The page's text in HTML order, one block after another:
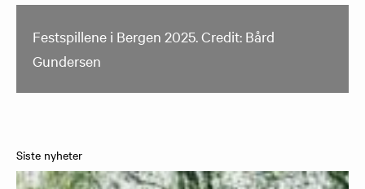
Festspillene i Bergen 2025. Credit: Bård
Gundersen
Siste nyheter